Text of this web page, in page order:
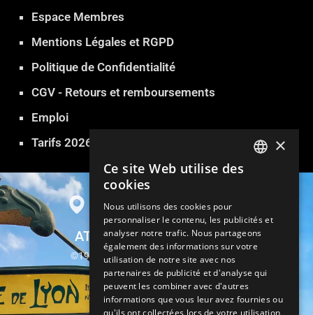
Espace Membres
Mentions Légales et RGPD
Politique de Confidentialité
CGV - Retours et remboursements
Emploi
Tarifs 2026
ATLANTIDE SAUNA PARIS
©1999-2026 Atlantide Sauna Hammam
13, rue Parrot 75012 Paris
Métro Gare de Lyon
FRENCH
GERMAN
ITALIAN
SPANISH
TURKISH
×
Ce site Web utilise des
cookies
Nous utilisons des cookies pour
personnaliser le contenu, les publicités et
analyser notre trafic. Nous partageons
également des informations sur votre
utilisation de notre site avec nos
partenaires de publicité et d'analyse qui
peuvent les combiner avec d'autres
informations que vous leur avez fournies ou
qu'ils ont collectées lors de votre utilisation